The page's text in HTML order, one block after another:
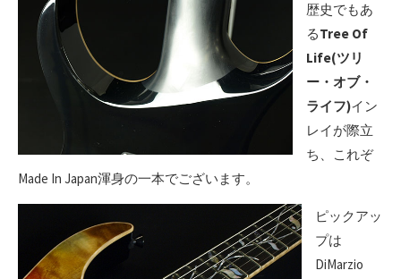
歴史でもあ
るTree Of
Life(ツリ
ー・オブ・
ライフ)イン
レイが際立
ち、これぞ
Made In Japan渾身の一本でございます。
ピックアッ
プは
DiMarzio